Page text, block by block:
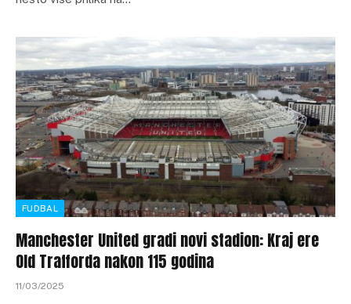
FUDBAL
Manchester United gradi novi stadion: Kraj ere
Old Trafforda nakon 115 godina
11/03/2025